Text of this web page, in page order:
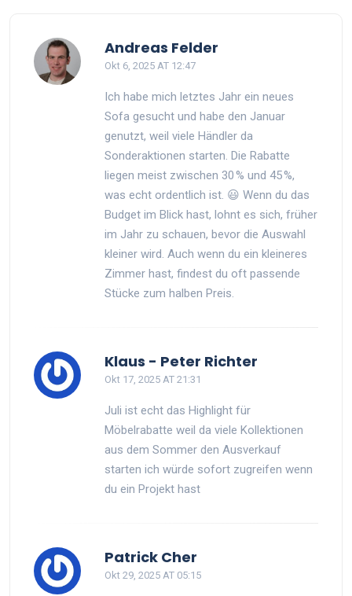
Andreas Felder
Okt 6, 2025 AT 12:47
Ich habe mich letztes Jahr ein neues
Sofa gesucht und habe den Januar
genutzt, weil viele Händler da
Sonderaktionen starten. Die Rabatte
liegen meist zwischen 30 % und 45 %,
was echt ordentlich ist. 😃 Wenn du das
Budget im Blick hast, lohnt es sich, früher
im Jahr zu schauen, bevor die Auswahl
kleiner wird. Auch wenn du ein kleineres
Zimmer hast, findest du oft passende
Stücke zum halben Preis.
Klaus - Peter Richter
Okt 17, 2025 AT 21:31
Juli ist echt das Highlight für
Möbelrabatte weil da viele Kollektionen
aus dem Sommer den Ausverkauf
starten ich würde sofort zugreifen wenn
du ein Projekt hast
Patrick Cher
Okt 29, 2025 AT 05:15